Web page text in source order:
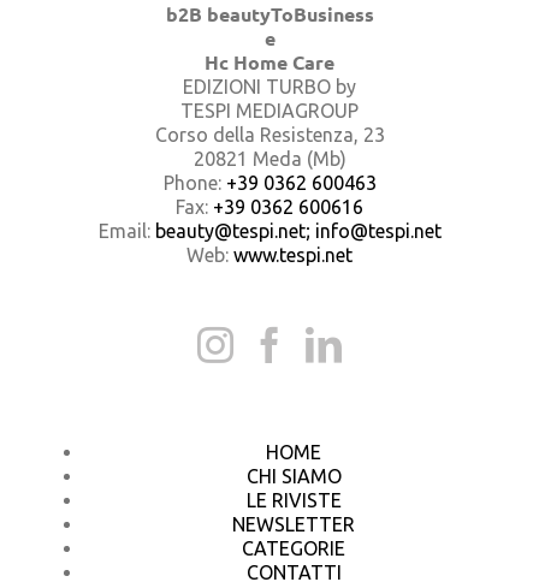
b2B beautyToBusiness
e
Hc Home Care
EDIZIONI TURBO by
TESPI MEDIAGROUP
Corso della Resistenza, 23
20821 Meda (Mb)
Phone: +39 0362 600463
Fax: +39 0362 600616
Email: beauty@tespi.net; info@tespi.net
Web: www.tespi.net
HOME
CHI SIAMO
LE RIVISTE
NEWSLETTER
CATEGORIE
CONTATTI